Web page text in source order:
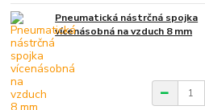
Pneumatická nástrčná spojka
vícenásobná na vzduch 8 mm